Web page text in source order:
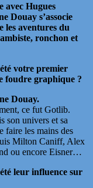
avec Hugues
Douay s’associe
les aventures du
ronchon et
votre premier
foudre graphique ?
Douay.
ce fut Gotlib.
son univers et sa
faire les mains des
Milton Caniff, Alex
ou encore Eisner…
leur influence sur